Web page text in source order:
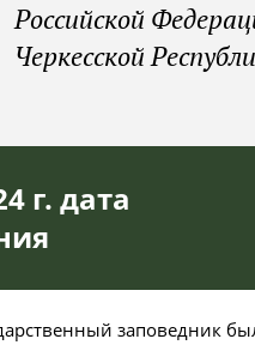
Российской
Черкесской
г. дата
заповедник